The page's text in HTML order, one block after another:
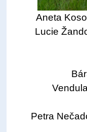
Aneta
Lucie
Petra